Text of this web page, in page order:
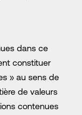
dans ce
constituer
» au sens de
de valeurs
contenues